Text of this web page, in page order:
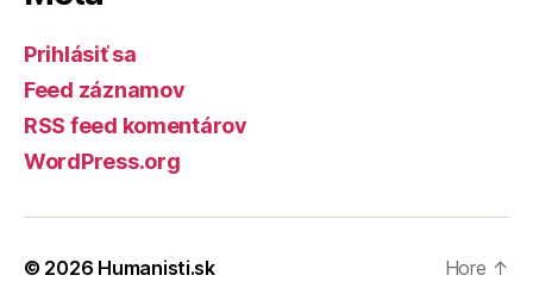
Prihlásiť sa
Feed záznamov
RSS feed komentárov
WordPress.org
© 2026 Humanisti.sk Hore ↑